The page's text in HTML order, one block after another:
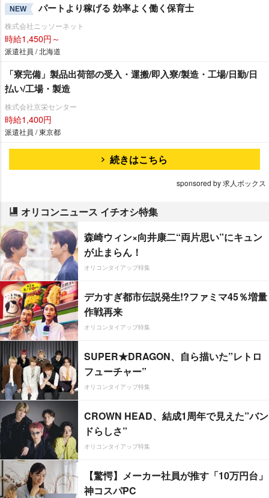
NEW パートより稼げる 効率よく働く保育士
株式会社ニッソーネット
時給1,450円～
派遣社員 / 北海道
「寮完備」製品出荷部の受入・運搬/即入寮/製造・工場/日勤/日
払い/工場・製造
株式会社京栄センター
時給1,400円
派遣社員 / 東京都
続きはこちら
sponsored by 求人ボックス
オリコンニュース イチオシ特集
森崎ウィン×向井康二“両片思い”にキュン
が止まらん！
オリコンタイアップ特集
デカすぎ都市伝説発生!?ファミマ45％増量
作戦再来
オリコンタイアップ特集
SUPER★DRAGON、自ら描いた”レトロ
フューチャー”
オリコンタイアップ特集
CROWN HEAD、結成1周年で見えた”バン
ドらしさ”
オリコンタイアップ特集
【驚愕】メーカー社員が推す「10万円台」
神コスパPC